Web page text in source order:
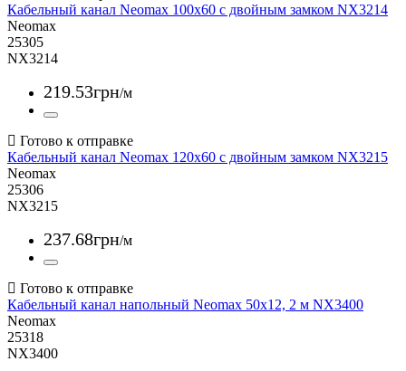
Кабельный канал Neomax 100x60 с двойным замком NX3214
Neomax
25305
NX3214
219.53грн/м
Кабельный канал Neomax 120x60 с двойным замком NX3215
Neomax
25306
NX3215
237.68грн/м
Кабельный канал напольный Neomax 50x12, 2 м NX3400
Neomax
25318
NX3400